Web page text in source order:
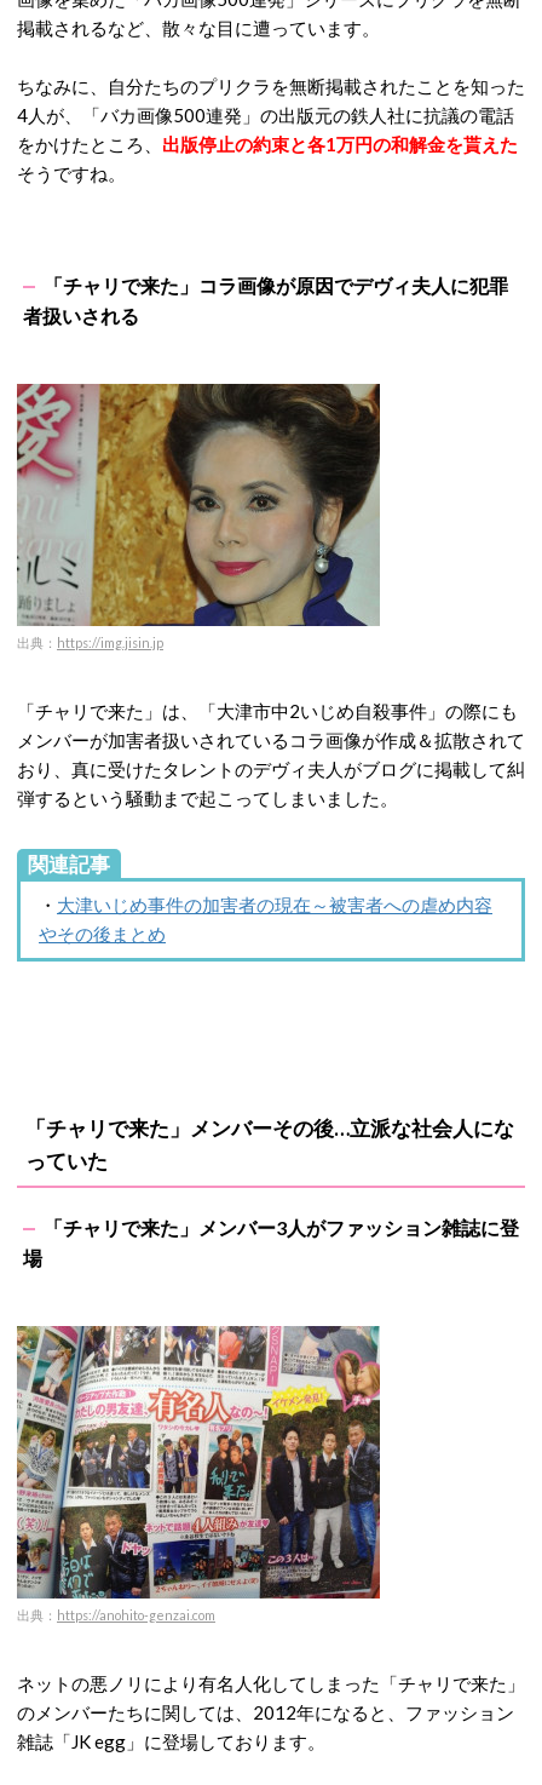
掲載されるなど、散々な目に遭っています。
ちなみに、自分たちのプリクラを無断掲載されたことを知った
4人が、「バカ画像500連発」の出版元の鉄人社に抗議の電話
をかけたところ、 出版停止の約束と各1万円の和解金を貰えた
そうですね。
「チャリで来た」 コラ画像が原因でデヴィ夫人に犯罪
者扱いされる
出典： https://img.jisin.jp
「チャリで来た」は、「大津市中2いじめ自殺事件」の際にも
メンバーが加害者扱いされているコラ画像が作成＆拡散されて
おり、真に受けたタレントのデヴィ夫人がブログに掲載して糾
弾するという騒動まで起こってしまいました。
関連記事
・ 大津いじめ事件の加害者の現在～被害者への虐め内容
やその後まとめ
「チャリで来た」メンバーその後…立派な社会人にな
っていた
「チャリで来た」メンバー3人がファッション雑誌に登
場
出典： https://anohito-genzai.com
ネットの悪ノリにより有名人化してしまった「チャリで来た」
のメンバーたちに関しては、2012年になると、ファッション
雑誌「JK egg」に登場しております。